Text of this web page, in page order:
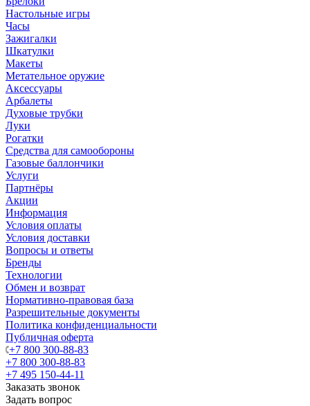
Настольные игры
Часы
Зажигалки
Шкатулки
Макеты
Метательное оружие
Аксессуары
Арбалеты
Духовые трубки
Луки
Рогатки
Средства для самообороны
Газовые баллончики
Услуги
Партнёры
Акции
Информация
Условия оплаты
Условия доставки
Вопросы и ответы
Бренды
Технологии
Обмен и возврат
Нормативно-правовая база
Разрешительные документы
Политика конфиденциальности
Публичная оферта
+7 800 300-88-83
+7 800 300-88-83
+7 495 150-44-11
Заказать звонок
Задать вопрос